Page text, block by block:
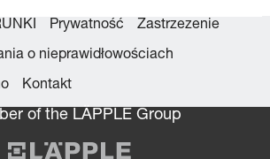
Prywatność Zastrzezenie
o nieprawidłowościach
Kontakt
of the LÄPPLE Group